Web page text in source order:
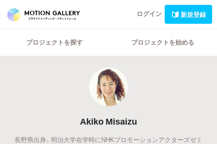
ログイン 新規登録
プロジェクトを探す プロジェクトを始める
Akiko Misaizu
長野県出身。明治大学在学時にNHKプロモーションアクターズゼミ